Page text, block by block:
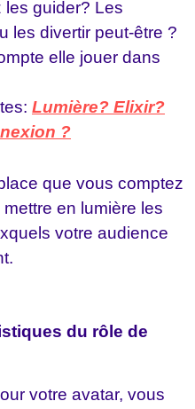
les guider? Les
les divertir peut-être ?
elle jouer dans
Lumière? Elixir?
?
que vous comptez
en lumière les
votre audience
du rôle de
votre avatar, vous